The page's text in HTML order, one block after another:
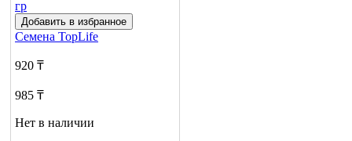
Добавить в избранное
Семена TopLife
920 ₸
985 ₸
Нет в наличии